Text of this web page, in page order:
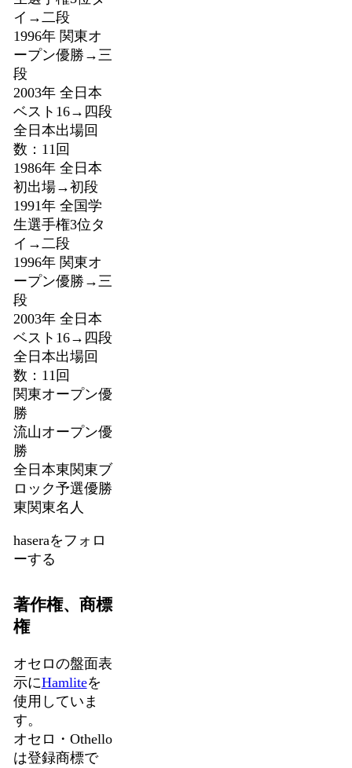
イ→二段
1996年 関東オ
ープン優勝→三
段
2003年 全日本
ベスト16→四段
全日本出場回
数：11回
1986年 全日本
初出場→初段
1991年 全国学
生選手権3位タ
イ→二段
1996年 関東オ
ープン優勝→三
段
2003年 全日本
ベスト16→四段
全日本出場回
数：11回
関東オープン優
勝
流山オープン優
勝
全日本東関東ブ
ロック予選優勝
東関東名人
haseraをフォロ
ーする
著作権、商標
権
オセロの盤面表
示にHamliteを
使用していま
す。
オセロ・Othello
は登録商標で